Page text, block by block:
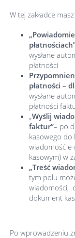
W tej zakładce
wysłane
płatności
płatności –
wysłane
płatności
„Wyślij
faktur”– po
kasowego do
wiadomość
kasowym) w
„Treść
tym polu
wiadomości,
dokument
Po wprowadzeniu